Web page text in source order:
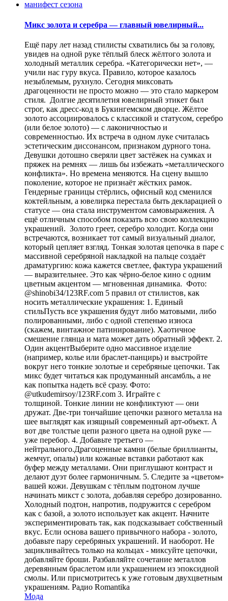
Микс золота и серебра — главный ювелирный...
Ещё пару лет назад стилисты схватились бы за голову,
увидев на одной руке тёплый блеск жёлтого золота и
холодный металлик серебра. «Категорически нет», —
учили нас гуру вкуса. Правило, которое казалось
незыблемым, рухнуло. Сегодня миксовать
драгоценности не просто можно — это стало маркером
стиля. Долгие десятилетия ювелирный этикет был
строг, как дресс-код в Букингемском дворце. Жёлтое
золото ассоциировалось с классикой и статусом, серебро
(или белое золото) — с лаконичностью и
современностью. Их встреча в одном луке считалась
эстетическим диссонансом, признаком дурного тона.
Девушки дотошно сверяли цвет застёжек на сумках и
пряжек на ремнях — лишь бы избежать «металлического
конфликта». Но времена меняются. На сцену вышло
поколение, которое не признаёт жёстких рамок.
Гендерные границы стёрлись, офисный код сменился
коктейльным, а ювелирка перестала быть декларацией о
статусе — она стала инструментом самовыражения. А
ещё отличным способом показать всю свою коллекцию
украшений. Золото греет, серебро холодит. Когда они
встречаются, возникает тот самый визуальный диалог,
который цепляет взгляд. Тонкая золотая цепочка в паре с
массивной серебряной накладкой на пальце создаёт
драматургию: кожа кажется светлее, фактура украшений
— выразительнее. Это как чёрно-белое кино с одним
цветным акцентом — мгновенная динамика. Фото:
@shinobi34/123RF.com 5 правил от стилистов, как
носить металлические украшения: 1. Единый
стильПусть все украшения будут либо матовыми, либо
полированными, либо с одной степенью износа
(скажем, винтажное патинирование). Хаотичное
смешение глянца и мата может дать обратный эффект. 2.
Один акцентВыберите одно массивное изделие
(например, колье или браслет-панцирь) и выстройте
вокруг него тонкие золотые и серебряные цепочки. Так
микс будет читаться как продуманный ансамбль, а не
как попытка надеть всё сразу. Фото:
@utkudemirsoy/123RF.com 3. Играйте с
толщиной. Тонкие линии не конфликтуют — они
дружат. Две-три тончайшие цепочки разного металла на
шее выглядят как изящный современный арт-объект. А
вот две толстые цепи разного цвета на одной руке —
уже перебор. 4. Добавьте третьего —
нейтрального.Драгоценные камни (белые бриллианты,
жемчуг, опалы) или кожаные вставки работают как
буфер между металлами. Они приглушают контраст и
делают дуэт более гармоничным. 5. Следите за «цветом»
вашей кожи. Девушкам с тёплым подтоном лучше
начинать микст с золота, добавляя серебро дозированно.
Холодный подтон, напротив, подружится с серебром
как с базой, а золото использует как акцент. Начните
экспериментировать так, как подсказывает собственный
вкус. Если основа вашего привычного набора - золото,
добавьте пару серебряных украшений. И наоборот. Не
зацикливайтесь только на кольцах - миксуйте цепочки,
добавляйте броши. Разбавляйте сочетание металлов
деревянным браслетом или украшением из эпоксидной
смолы. Или присмотритесь к уже готовым двухцветным
украшениям. Радио Romantika
Мода